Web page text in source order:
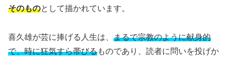
そのものとして描かれています。
喜久雄が芸に捧げる人生は、 まるで宗教のように献身的
で、時に狂気すら帯びるものであり、読者に問いを投げか